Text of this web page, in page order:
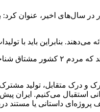
ملی در این نشست، با اشاره به روابط فرهنگی دیرینه ایران و
بنابراین باید با
وی به استقبال مردم ایران از لهجه و ادبیات
و درک متقابل، تولید
می‌کنیم. ایران پیش
داستانی یا مستند